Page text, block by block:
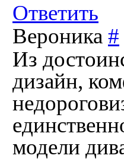
Ответить
Вероника #
Из
дизайн,
модели